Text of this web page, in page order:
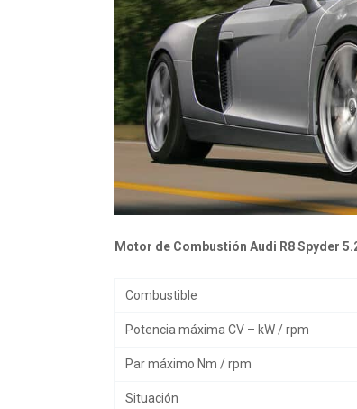
Motor de Combustión Audi R8 Spyder
Combustible
Potencia máxima CV – kW / rpm
Par máximo Nm / rpm
Situación